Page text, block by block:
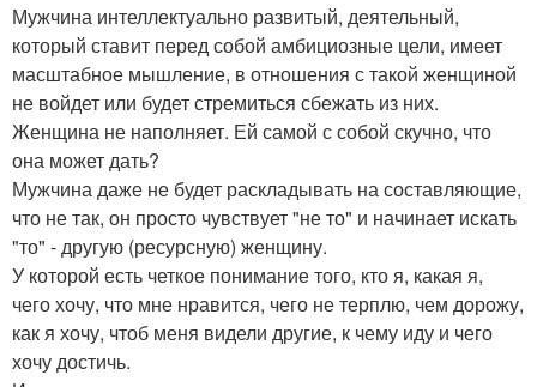
Мужчина интеллектуально развитый, деятельный,
который ставит перед собой амбициозные цели, имеет
масштабное мышление, в отношения с такой женщиной
не войдет или будет стремиться сбежать из них.
Женщина не наполняет. Ей самой с собой скучно, что
она может дать?
Мужчина даже не будет раскладывать на составляющие,
что не так, он просто чувствует "не то" и начинает искать
"то" - другую (ресурсную) женщину.
У которой есть четкое понимание того, кто я, какая я,
чего хочу, что мне нравится, чего не терплю, чем дорожу,
как я хочу, чтоб меня видели другие, к чему иду и чего
хочу достичь.